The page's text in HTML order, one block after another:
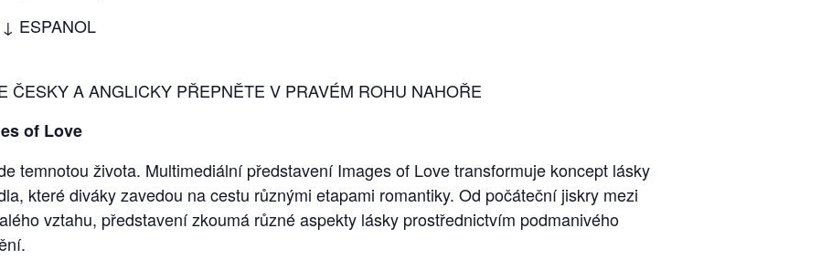
ESPANOL
ČESKY A ANGLICKY PŘEPNĚTE V PRAVÉM ROHU NAHOŘE
of Love
temnotou života. Multimediální představení Images of Love transformuje koncept lásky
které diváky zavedou na cestu různými etapami romantiky. Od počáteční jiskry mezi
vztahu, představení zkoumá různé aspekty lásky prostřednictvím podmanivého